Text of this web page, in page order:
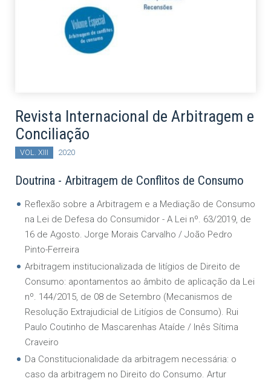
Revista Internacional de Arbitragem e
Conciliação
VOL. XIII 2020
Doutrina - Arbitragem de Conflitos de Consumo
Reflexão sobre a Arbitragem e a Mediação de Consumo
na Lei de Defesa do Consumidor - A Lei nº. 63/2019, de
16 de Agosto. Jorge Morais Carvalho / João Pedro
Pinto-Ferreira
Arbitragem institucionalizada de litígios de Direito de
Consumo: apontamentos ao âmbito de aplicação da Lei
nº. 144/2015, de 08 de Setembro (Mecanismos de
Resolução Extrajudicial de Litígios de Consumo). Rui
Paulo Coutinho de Mascarenhas Ataíde / Inês Sítima
Craveiro
Da Constitucionalidade da arbitragem necessária: o
caso da arbitragem no Direito do Consumo. Artur